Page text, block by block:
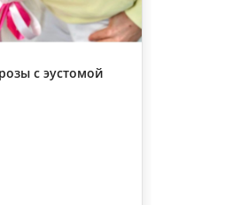
с эустомой